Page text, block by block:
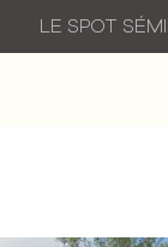
LE SPOT